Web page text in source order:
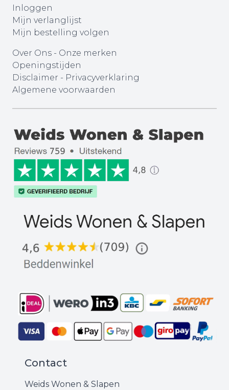
Inloggen
Mijn verlanglijst
Mijn bestelling volgen
Over Ons - Onze merken
Openingstijden
Disclaimer - Privacyverklaring
Algemene voorwaarden
Contact
Weids Wonen & Slapen